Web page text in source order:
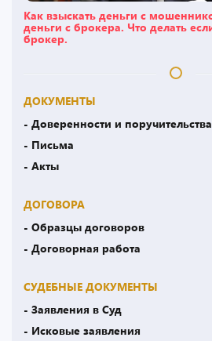
Как взыскать деньги с
деньги с брокера. Что делать
брокер.
ДОКУМЕНТЫ
- Доверенности и поручительства
- Письма
- Акты
ДОГОВОРА
- Образцы договоров
- Договорная работа
СУДЕБНЫЕ ДОКУМЕНТЫ
- Заявления в Суд
- Исковые заявления